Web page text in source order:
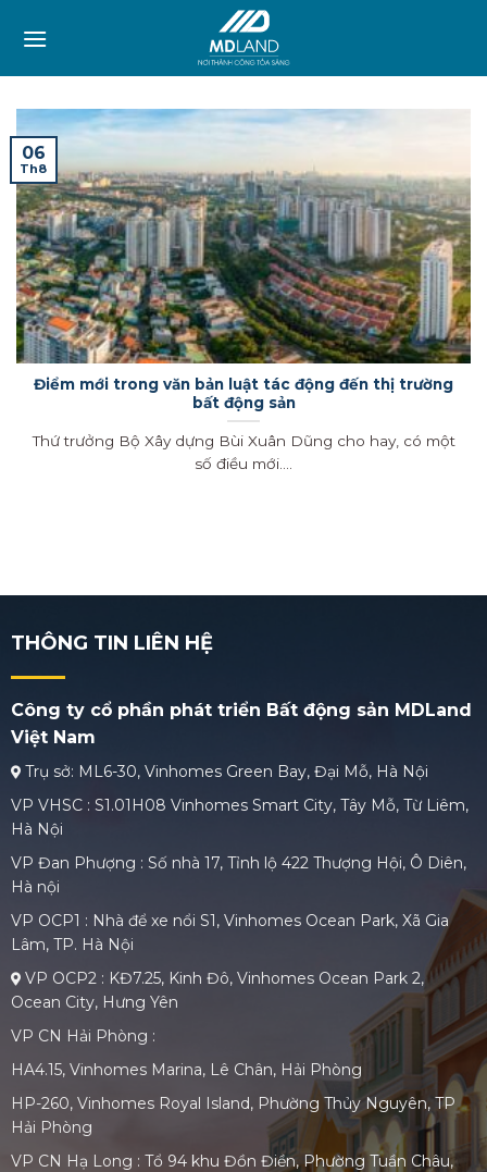
Điểm mới trong văn bản luật tác động đến thị trường
bất động sản
Thứ trưởng Bộ Xây dựng Bùi Xuân Dũng cho hay, có một
số điều mới....
06
Th8
THÔNG TIN LIÊN HỆ
Công ty cổ phần phát triển Bất động sản MDLand
Việt Nam
Trụ sở: ML6-30, Vinhomes Green Bay, Đại Mỗ, Hà Nội
VP VHSC : S1.01H08 Vinhomes Smart City, Tây Mỗ, Từ Liêm,
Hà Nội
VP Đan Phượng : Số nhà 17, Tỉnh lộ 422 Thượng Hội, Ô Diên,
Hà nội
VP OCP1 : Nhà để xe nổi S1, Vinhomes Ocean Park, Xã Gia
Lâm, TP. Hà Nội
VP OCP2 : KĐ7.25, Kinh Đô, Vinhomes Ocean Park 2,
Ocean City, Hưng Yên
VP CN Hải Phòng :
HA4.15, Vinhomes Marina, Lê Chân, Hải Phòng
HP-260, Vinhomes Royal Island, Phường Thủy Nguyên, TP
Hải Phòng
VP CN Hạ Long : Tổ 94 khu Đồn Điền, Phường Tuần Châu,